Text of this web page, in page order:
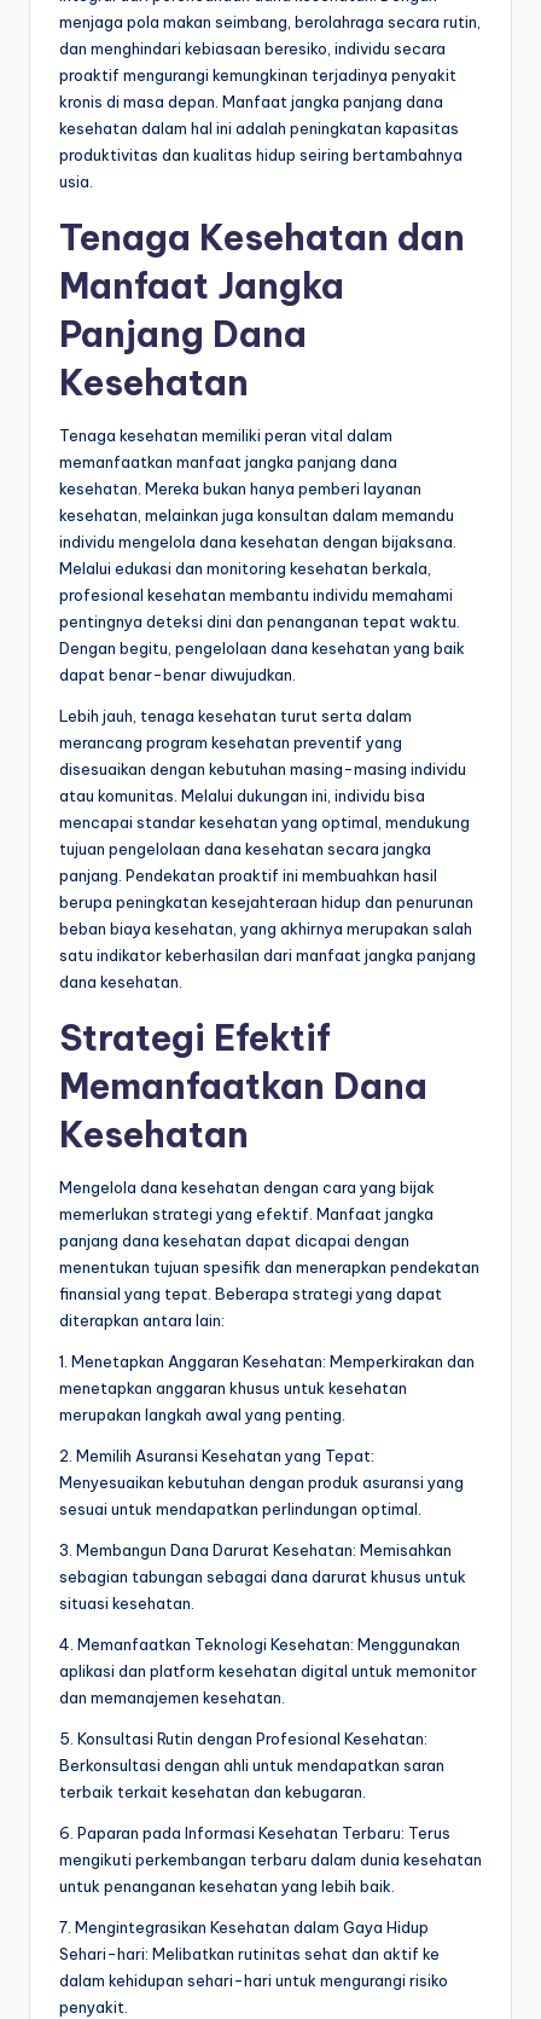
menjaga pola makan seimbang, berolahraga secara rutin,
dan menghindari kebiasaan beresiko, individu secara
proaktif mengurangi kemungkinan terjadinya penyakit
kronis di masa depan. Manfaat jangka panjang dana
kesehatan dalam hal ini adalah peningkatan kapasitas
produktivitas dan kualitas hidup seiring bertambahnya
usia.
Tenaga Kesehatan dan
Manfaat Jangka
Panjang Dana
Kesehatan
Tenaga kesehatan memiliki peran vital dalam
memanfaatkan manfaat jangka panjang dana
kesehatan. Mereka bukan hanya pemberi layanan
kesehatan, melainkan juga konsultan dalam memandu
individu mengelola dana kesehatan dengan bijaksana.
Melalui edukasi dan monitoring kesehatan berkala,
profesional kesehatan membantu individu memahami
pentingnya deteksi dini dan penanganan tepat waktu.
Dengan begitu, pengelolaan dana kesehatan yang baik
dapat benar-benar diwujudkan.
Lebih jauh, tenaga kesehatan turut serta dalam
merancang program kesehatan preventif yang
disesuaikan dengan kebutuhan masing-masing individu
atau komunitas. Melalui dukungan ini, individu bisa
mencapai standar kesehatan yang optimal, mendukung
tujuan pengelolaan dana kesehatan secara jangka
panjang. Pendekatan proaktif ini membuahkan hasil
berupa peningkatan kesejahteraan hidup dan penurunan
beban biaya kesehatan, yang akhirnya merupakan salah
satu indikator keberhasilan dari manfaat jangka panjang
dana kesehatan.
Strategi Efektif
Memanfaatkan Dana
Kesehatan
Mengelola dana kesehatan dengan cara yang bijak
memerlukan strategi yang efektif. Manfaat jangka
panjang dana kesehatan dapat dicapai dengan
menentukan tujuan spesifik dan menerapkan pendekatan
finansial yang tepat. Beberapa strategi yang dapat
diterapkan antara lain:
1. Menetapkan Anggaran Kesehatan: Memperkirakan dan
menetapkan anggaran khusus untuk kesehatan
merupakan langkah awal yang penting.
2. Memilih Asuransi Kesehatan yang Tepat:
Menyesuaikan kebutuhan dengan produk asuransi yang
sesuai untuk mendapatkan perlindungan optimal.
3. Membangun Dana Darurat Kesehatan: Memisahkan
sebagian tabungan sebagai dana darurat khusus untuk
situasi kesehatan.
4. Memanfaatkan Teknologi Kesehatan: Menggunakan
aplikasi dan platform kesehatan digital untuk memonitor
dan memanajemen kesehatan.
5. Konsultasi Rutin dengan Profesional Kesehatan:
Berkonsultasi dengan ahli untuk mendapatkan saran
terbaik terkait kesehatan dan kebugaran.
6. Paparan pada Informasi Kesehatan Terbaru: Terus
mengikuti perkembangan terbaru dalam dunia kesehatan
untuk penanganan kesehatan yang lebih baik.
7. Mengintegrasikan Kesehatan dalam Gaya Hidup
Sehari-hari: Melibatkan rutinitas sehat dan aktif ke
dalam kehidupan sehari-hari untuk mengurangi risiko
penyakit.